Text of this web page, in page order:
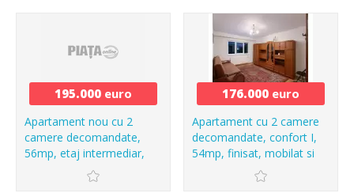
195.000euro
Apartament nou cu 2
camere decomandate,
56mp, etaj intermediar,
finisat modern, mobilat si
utilat in Zorilor
176.000euro
Apartament cu 2 camere
decomandate, confort I,
54mp, finisat, mobilat si
utilat, cu garaj in Zorilor